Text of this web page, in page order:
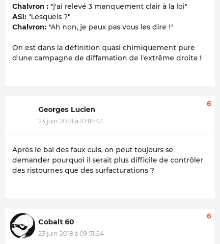
Chalvron : "j'ai relevé 3 manquement clair à la loi"
ASI: "Lesquels ?"
Chalvron: "Ah non, je peux pas vous les dire !"
On est dans la définition quasi chimiquement pure
d'une campagne de diffamation de l'extrême droite !
Georges Lucien
23 juin 2018 à 10:18:43
6
Après le bal des faux culs, on peut toujours se
demander pourquoi il serait plus difficile de contrôler
des ristournes que des surfacturations ?
Cobalt 60
23 juin 2018 à 09:51:24
6